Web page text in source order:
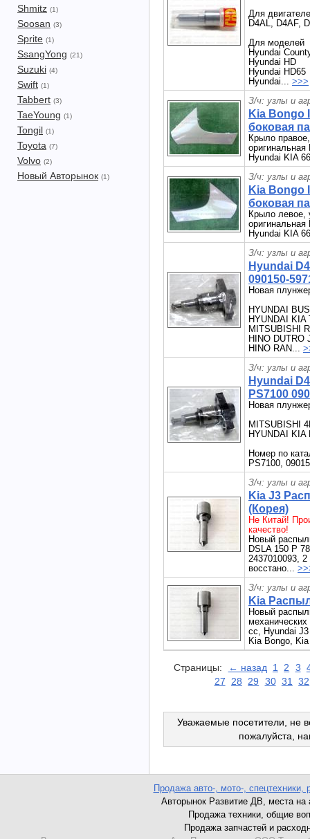
Shmitz (1)
Soosan (3)
Sprite (1)
SsangYong (21)
Suzuki (4)
Swift (1)
Tabbert (3)
TaeYoung (1)
Tongil (1)
Toyota (7)
Volvo (2)
Новый Авторынок (1)
Для
D4AL, D4AF,
Для моделей
Hyundai
Hyundai HD
Hyundai HD65
Hyundai... >>>
З/ч: узлы и
Kia Bongo
боковая
Крыло
Hyundai KIA
З/ч: узлы и
Kia Bongo
боковая
Крыло левое,
Hyundai KIA
З/ч: узлы и
Hyundai
090150-
Новая
HYUNDAI
HYUNDAI KIA
MITSUBISHI
HINO DUTRO
HINO RAN...
З/ч: узлы и
Hyundai
PS7100
Новая
MITSUBISHI
HYUNDAI KIA
Номер по
PS7100,
З/ч: узлы и
Kia J3
(Корея)
Не Китай!
качество!
Новый
DSLA 150 P
2437010093,
восстано...
З/ч: узлы и
Kia
Новый
сс, Hyundai
Kia Bongo,
Страницы: ← назад 1 2 3
27
28 29 30 31 32
Уважаемые посетители, не
пожалуйста,
Продажа авто-, мото-, спецтехники,
Авторынок Развитие ДВ, места на
Продажа техники, общие
Продажа запчастей и